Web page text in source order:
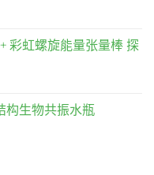
彩虹螺旋能量张量棒 探
构生物共振水瓶